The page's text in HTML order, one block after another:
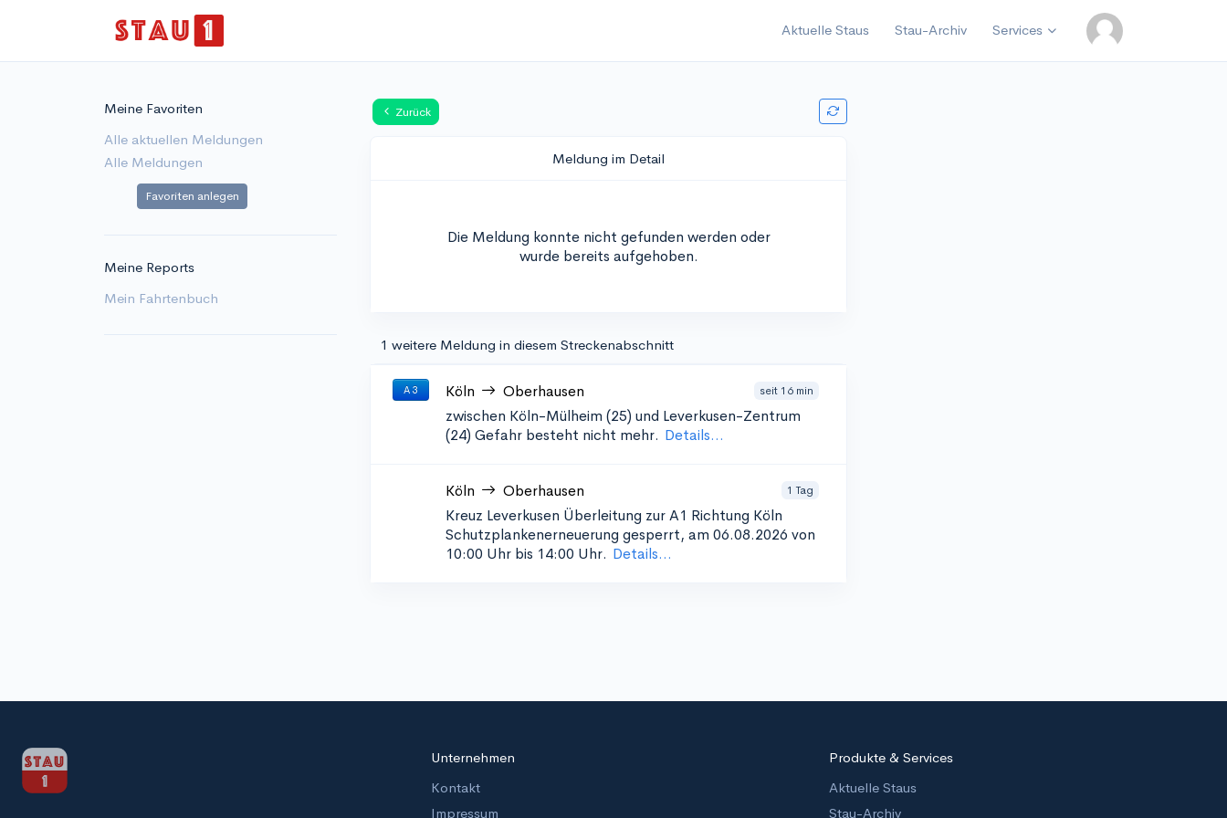
Aktuelle Staus Stau-Archiv Services
Meine Favoriten
Alle aktuellen Meldungen
Alle Meldungen
Favoriten anlegen
Meine Reports
Mein Fahrtenbuch
Zurück
Meldung im Detail
Die Meldung konnte nicht gefunden werden oder
wurde bereits aufgehoben.
1 weitere Meldung in diesem Streckenabschnitt
A 3 Köln Oberhausen seit 16 min
zwischen Köln-Mülheim (25) und Leverkusen-Zentrum
(24) Gefahr besteht nicht mehr. Details...
Köln Oberhausen 1 Tag
Kreuz Leverkusen Überleitung zur A1 Richtung Köln
Schutzplankenerneuerung gesperrt, am 06.08.2026 von
10:00 Uhr bis 14:00 Uhr. Details...
Unternehmen
Kontakt
Impressum
Produkte & Services
Aktuelle Staus
Stau-Archiv